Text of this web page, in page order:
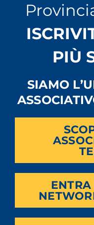
PIÙ
SIAMO